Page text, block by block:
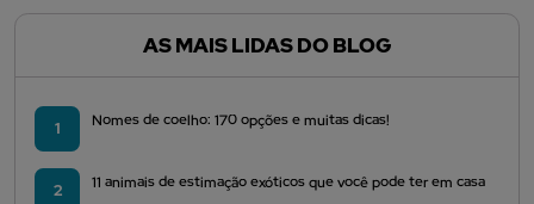
AS MAIS LIDAS DO BLOG
1 Nomes de coelho: 170 opções e muitas dicas!
2 11 animais de estimação exóticos que você pode ter em casa